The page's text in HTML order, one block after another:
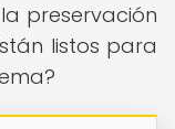
preservación
listos para